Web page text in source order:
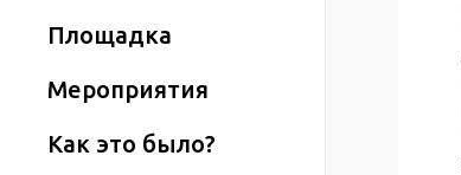
Площадка
Мероприятия
Как это было?